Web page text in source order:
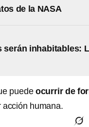
de la NASA
serán inhabitables:
puedeocurrir de
humana.